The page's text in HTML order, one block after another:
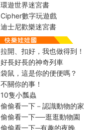
環遊世界迷宮書
Cipher數字玩遊戲
迪士尼歡樂迷宮書
拉開、扣好，我也做得到！
好長好長的神奇列車
袋鼠，這是你的便便嗎？
不關你的事！
10隻小瓢蟲
偷偷看一下－認識動物的家
偷偷看一下──逛逛動物園
偷偷看一下─有趣的夜晚